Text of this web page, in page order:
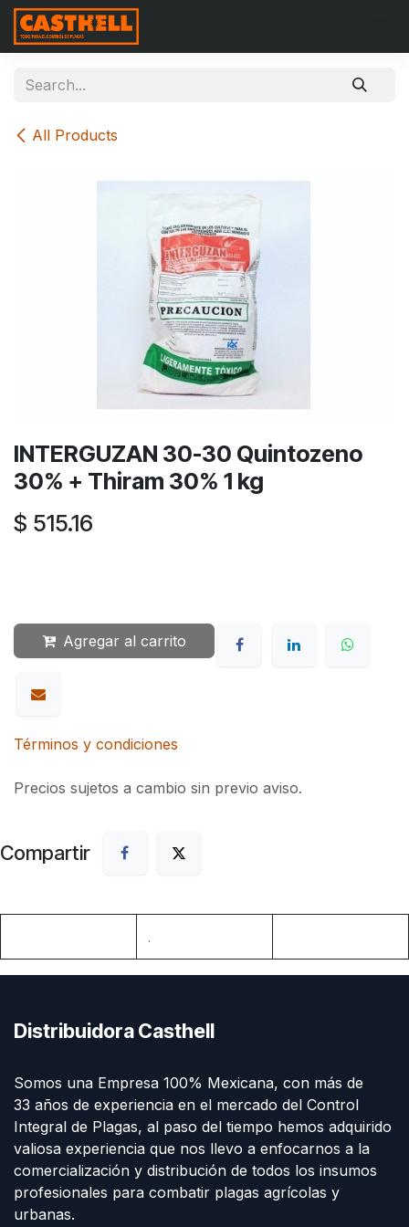
Skip to Content
All Products
INTERGUZAN 30-30 Quintozeno
30% + Thiram 30% 1 kg
$ 515.16
Agregar al carrito
Términos y condiciones
Precios sujetos a cambio sin previo aviso.
Compartir
.
Distribuidora Casthell
Somos una Empresa 100% Mexicana, con más de
33 años de experiencia en el mercado del Control
Integral de Plagas, al paso del tiempo hemos adquirido
valiosa experiencia que nos llevo a enfocarnos a la
comercialización y distribución de todos los insumos
profesionales para combatir plagas agrícolas y
urbanas.